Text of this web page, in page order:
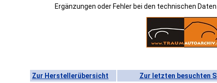
Ergänzungen oder Fehler bei den technischen
Zur Herstellerübersicht Zur letzten besuchten